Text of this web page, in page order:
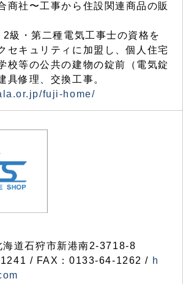
商社〜工事から住設関連商品の販
級・第二種電気工事士の資格を
セキュリティに加盟し、個人住宅
校等の公共の建物の錠前（電気錠
具修理、交換工事。
fuji-home/
道石狩市新港南2-3718-8
/ FAX：0133-64-1262 / h